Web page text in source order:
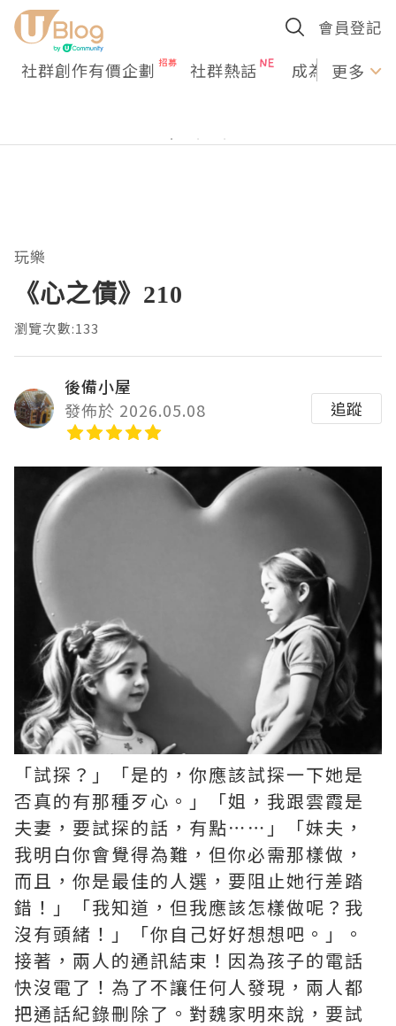
會員登記
社群創作有價企劃 社群熱話 成為U更多
玩樂
《心之債》210
瀏覽次數:133
後備小屋
發佈於 2026.05.08
追蹤
「試探？」「是的，你應該試探一下她是
否真的有那種歹心。」「姐，我跟雲霞是
夫妻，要試探的話，有點⋯⋯」「妹夫，
我明白你會覺得為難，但你必需那樣做，
而且，你是最佳的人選，要阻止她行差踏
錯！」「我知道，但我應該怎樣做呢？我
沒有頭緒！」「你自己好好想想吧。」。
接著，兩人的通訊結束！因為孩子的電話
快沒電了！為了不讓任何人發現，兩人都
把通話紀錄刪除了。對魏家明來說，要試